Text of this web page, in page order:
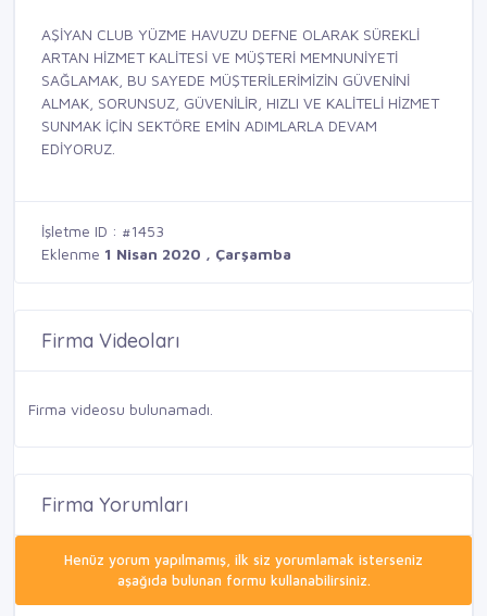
AŞİYAN CLUB YÜZME HAVUZU DEFNE OLARAK SÜREKLİ
ARTAN HİZMET KALİTESİ VE MÜŞTERİ MEMNUNİYETİ
SAĞLAMAK, BU SAYEDE MÜŞTERİLERİMİZİN GÜVENİNİ
ALMAK, SORUNSUZ, GÜVENİLİR, HIZLI VE KALİTELİ HİZMET
SUNMAK İÇİN SEKTÖRE EMİN ADIMLARLA DEVAM
EDİYORUZ.
İşletme ID : #1453
Eklenme 1 Nisan 2020 , Çarşamba
Firma Videoları
Firma videosu bulunamadı.
Firma Yorumları
Henüz yorum yapılmamış, ilk siz yorumlamak isterseniz
aşağıda bulunan formu kullanabilirsiniz.